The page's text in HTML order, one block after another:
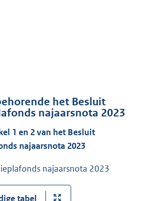
het Besluit
najaarsnota 2023
1 en 2 van het Besluit
najaarsnota 2023
najaarsnota 2023
tabel